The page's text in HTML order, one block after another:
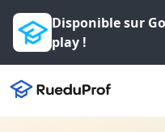
Disponible sur
play !